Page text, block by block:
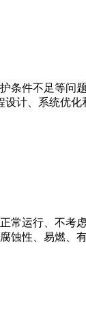
条件不足等问
计、系统优
常运行、不考
蚀性、易燃、